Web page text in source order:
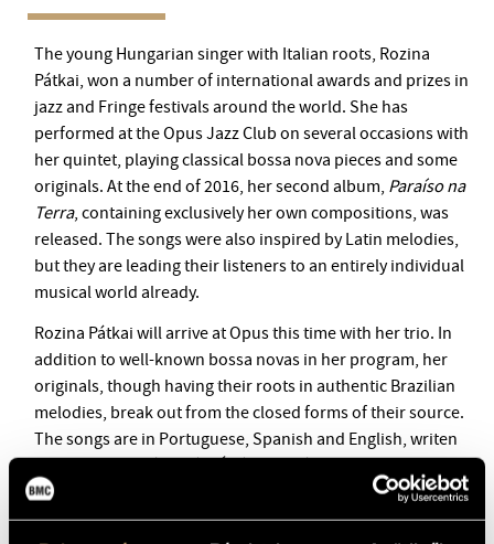
MUSIC INFORMATION CENTER
BMC INTERNATIONAL CIMBALOM COMPETITION 2019
The young Hungarian singer with Italian roots, Rozina
Pátkai, won a number of international awards and prizes in
jazz and Fringe festivals around the world. She has
performed at the Opus Jazz Club on several occasions with
her quintet, playing classical bossa nova pieces and some
originals. At the end of 2016, her second album, Paraíso na
Terra, containing exclusively her own compositions, was
released. The songs were also inspired by Latin melodies,
but they are leading their listeners to an entirely individual
musical world already.
Rozina Pátkai will arrive at Opus this time with her trio. In
addition to well-known bossa novas in her program, her
originals, though having their roots in authentic Brazilian
melodies, break out from the closed forms of their source.
The songs are in Portuguese, Spanish and English, writen
on poems by Zsófia Bán, Ádám Szabó, Garcia Lorca and
Jane Tyson Clement.